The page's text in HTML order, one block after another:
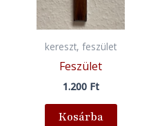
kereszt, feszület
Feszület
1.200 Ft
Kosárba